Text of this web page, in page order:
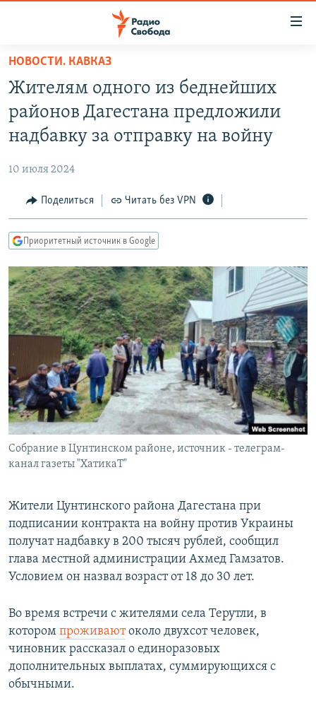
упрощенного
доступа
Вернуться
основному
Вернутся
Вернутся
поиску
АВТОРСКИЕ ПРОЕКТЫ
МНЕНИЯ
КУЛЬТУРА
КАВКАЗ.РЕАЛИИ
СЕВЕР.РЕАЛИИ
СИБИРЬ.РЕАЛИИ
РАСПИСАНИЕ ВЕЩАНИЯ
ПОДПИШИТЕСЬ НА РАССЫЛКУ
СОЦИАЛЬНЫЕ СЕТИ
НОВОСТИ. КАВКАЗ
Жителям одного из беднейших
районов Дагестана предложили
надбавку за отправку на войну
10 июля 2024
Поделиться Читать без VPN
Приоритетный источник в Google
Собрание в Цунтинском районе, источник - телеграм-
канал газеты "ХатикаТ"
Жители Цунтинского района Дагестана при
подписании контракта на войну против Украины
получат надбавку в 200 тысяч рублей, сообщил
глава местной администрации Ахмед Гамзатов.
Условием он назвал возраст от 18 до 30 лет.
Во время встречи с жителями села Терутли, в
котором проживаютоколо двухсот человек,
чиновник рассказал о единоразовых
дополнительных выплатах, суммирующихся с
обычными.